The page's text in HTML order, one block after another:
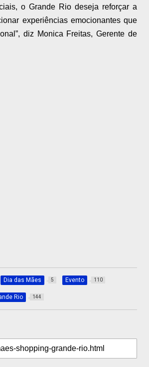
o Grande Rio deseja reforçar a
experiências emocionantes que
diz Monica Freitas, Gerente de
Dia das Mães 5 Evento 110
Rio 144